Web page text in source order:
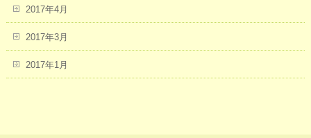
2017年4月
2017年3月
2017年1月